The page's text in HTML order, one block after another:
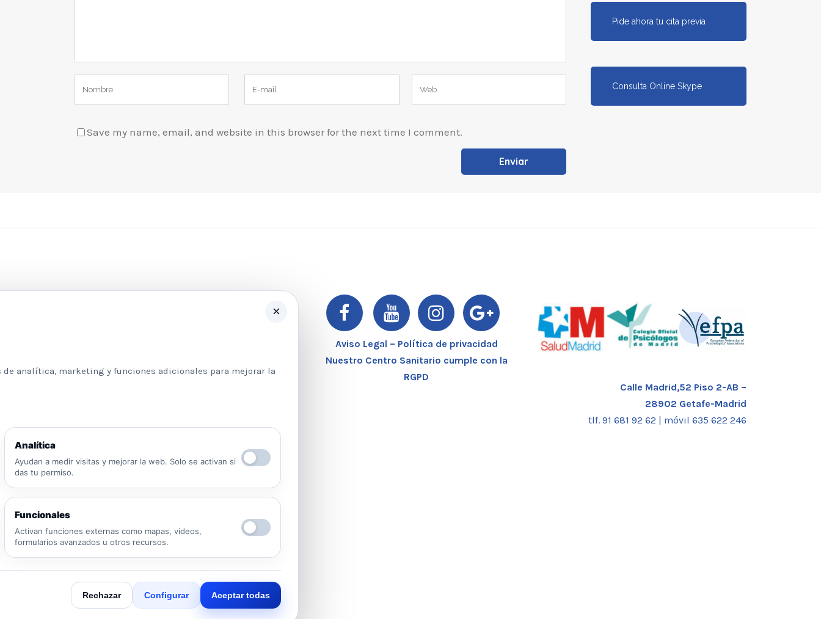
Save my name, email, and website in this browser for the next time I comment.
Pide ahora tu cita previa
Consulta Online Skype
Responsable: Psicologos Madrid. Finalidad:
atender tu solicitud y responder a tu mensaje.
obligación legal o proveedores necesarios para
prestar el servicio. Derechos: puedes solicitar
acceso, rectificación, supresión, oposición,
Ver Política de Privacidad
Ver Política de Cookies
He leído y acepto la Política de
Privacidad.
Aviso Legal – Política de privacidad
Nuestro Centro Sanitario cumple con la
RGPD
Calle Madrid,52 Piso 2-AB –
28902 Getafe-Madrid
tlf. 91 681 92 62 | móvil 635 622 246
×
analítica, marketing y funciones adicionales para mejorar la
Analítica
Ayudan a medir visitas y mejorar la web. Solo se activan si
das tu permiso.
Funcionales
Activan funciones externas como mapas, vídeos,
formularios avanzados u otros recursos.
Rechazar Configurar Aceptar todas